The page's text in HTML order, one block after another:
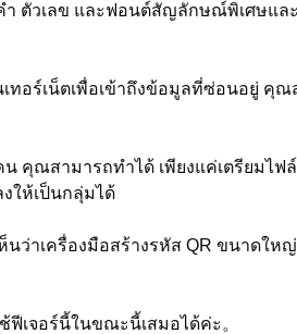
ำ ตัวเลข และฟอนต์สัญลักษณ์พิเศษแล
ทอร์เน็ตเพื่อเข้าถึงข้อมูลที่ซ่อนอยู่ คุ
คุณสามารถทำได้ เพียงแค่เตรียมไฟล์
ให้เป็นกลุ่มได้
นว่าเครื่องมือสร้างรหัส QR ขนาดให
เจอร์นี้ในขณะนี้เสมอได้ค่ะ。